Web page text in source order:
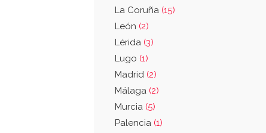
La Coruña (15)
León (2)
Lérida (3)
Lugo (1)
Madrid (2)
Málaga (2)
Murcia (5)
Palencia (1)